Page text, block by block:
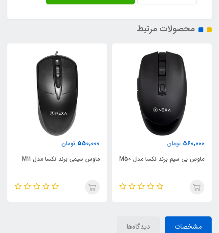
محصولات مرتبط
560,000 تومان
ماوس بی سیم برند نکسا مدل M50
550,000 تومان
ماوس سیمی برند نکسا مدل M11
مشخصات دیدگاه‌ها